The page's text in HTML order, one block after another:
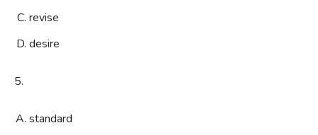
revise
desire
5.
standard